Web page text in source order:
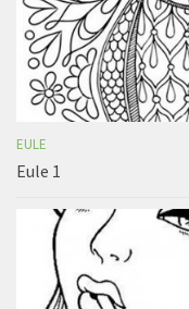
EULE
Eule 1